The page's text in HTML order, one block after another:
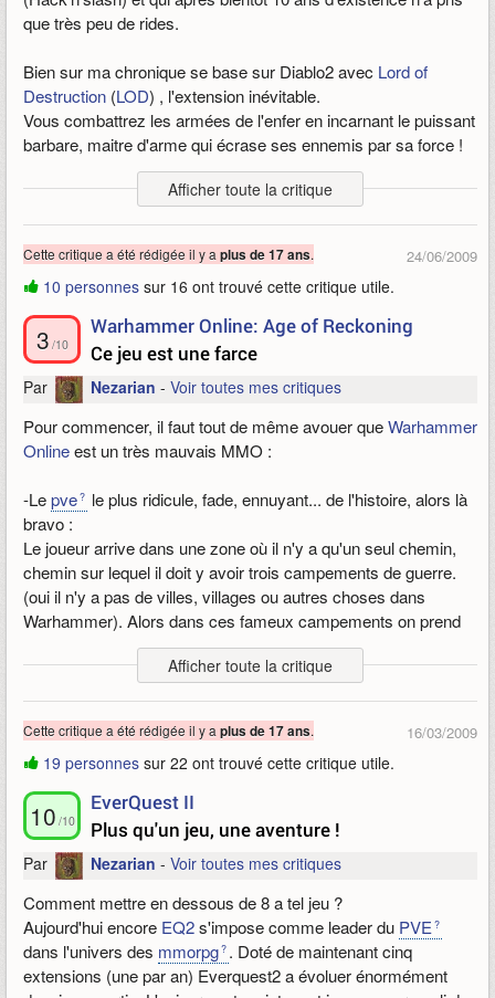
que très peu de rides.
Bien sur ma chronique se base sur Diablo2 avec Lord of
Destruction (LOD) , l'extension inévitable.
Vous combattrez les armées de l'enfer en incarnant le puissant
barbare, maitre d'arme qui écrase ses ennemis par sa force !
Le Nécromancien qui réveille les morts, lance des malédictions
ou un tas de sorts plus gores et jouissifs les un que les autres !
brûle les hordes adverses !
L'assassin, une classe très fine, qui se joue de différente
manière, avec les pièges ou en arts martiaux !
Le paladin, une autre classe redoutable au corps à corps mais
qui maitrise également la magie, l'ennemi juré des morts-
vivants !
Le druide qui contrôle la nature, peut invoquer des tempêtes ou
Et enfin l'amazone, la classe a distance du jeux, Arc et javelot
a la main !
Le jeu est coupé en 5 actes, vous passerez par tout les
paysages classique du médiéval fantastique :
Les plaines humides, les caves sombres infestés de morts-
vivants, le désert, la jungle, les montagnes enneigés et même
l'enfer !
Maintenant passons aux choses sérieuses, ce qui fait que
Diablo2 est indétrônable depuis tant d'années...
Songameplay , dynamique au possible, jouissif, défoulant et
très varié. Rien que ça !
l'action du jeu est vraiment rapide, en mode de difficulté enfer
vous aurez même quelques crampes a la main qui tient la
souris ; )
Quel plaisir de pouvoir dégommé tout ses démons, morts
vivant et autres bestioles avec sonavatar , les effets de sorts
sont très jolies, et on même bien vieillis (on sait que la
vieillie beaucoup mieux que la 3D)
Diablo 2 prend toute son ampleur en multijoueur bien entendu,
Afficher toute la critique
24/06/2009
Cette critique a été rédigée il y a plus de 17 ans.
10 personnes sur 16 ont trouvé cette critique utile.
3 /10
Warhammer Online: Age of Reckoning
Ce jeu est une farce
Par Nezarian - Voir toutes mes critiques
Pour commencer, il faut tout de même avouer queWarhammer
Onlineest un très mauvais MMO :
-Lepve
le plus ridicule, fade, ennuyant... de l'histoire, alors là
bravo :
Le joueur arrive dans une zone où il n'y a qu'un seul chemin,
chemin sur lequel il doit y avoir trois campements de guerre.
(oui il n'y a pas de villes, villages ou autres choses dans
Warhammer). Alors dans ces fameux campements on prend
toujours une dizaine de quêtes qui consistent à tuer des
ou à ramasser des trucs totalement inutiles. Et comme tout les
indicateur sur la carte...
Histoire de ne pas se paumer dans unemap
sans surprise ou
tout ce ressemble.
Il y'a peu de quêtes de groupe, tout est solotable pratiquement,
ce qui ne pousse pas la communauté a communiquer ou a
s'entraider, ceux qui ont connusEverQuestdoivent bien se
Je passerai sur les quêtes publiques, qui ne sont que du farm
intensif et totalement dénué d'intérêt.
Mais aprés tout, on s'en fout du pve !WARestpvp /rvr
Afficher toute la critique
16/03/2009
Cette critique a été rédigée il y a plus de 17 ans.
19 personnes sur 22 ont trouvé cette critique utile.
10 /10
EverQuest II
Plus qu'un jeu, une aventure !
Par Nezarian - Voir toutes mes critiques
Comment mettre en dessous de 8 a tel jeu ?
Aujourd'hui encore EQ2s'impose comme leader du PVE
dans l'univers des mmorpg . Doté de maintenant cinq
extensions (une par an) Everquest2 a évoluer énormément